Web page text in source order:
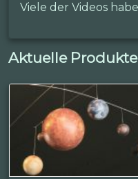
Viele der Videos
Aktuelle Produkte